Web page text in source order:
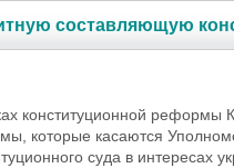
со­ставляющую
конституционной реформы
которые касаются
суда в интересах